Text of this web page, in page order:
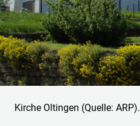
Kirche Oltingen (Quelle: ARP).